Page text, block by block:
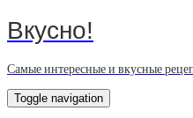
Вкусно!
Самые интересные и вкусные
Toggle navigation